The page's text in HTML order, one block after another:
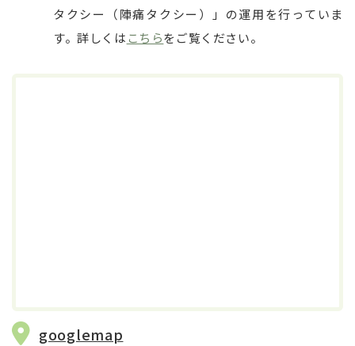
タクシー（陣痛タクシー）」の運用を行っていま
す。詳しくは こちらをご覧ください。
googlemap